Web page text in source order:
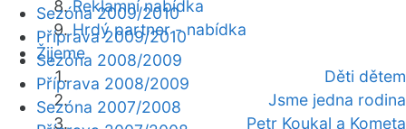
Reklamní nabídka
Hrdý partner - nabídka
Žijeme
Děti dětem
Jsme jedna rodina
Petr Koukal a Kometa
Sezóna 2009/2010
Příprava 2009/2010
Sezóna 2008/2009
Příprava 2008/2009
Sezóna 2007/2008